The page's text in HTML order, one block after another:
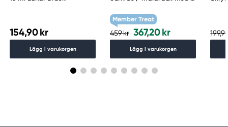
154,90 kr
Lägg i varukorgen
g/m²
Member Treat
459 kr 367,20 kr
Lägg i varukorgen